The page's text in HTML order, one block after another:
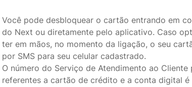
Você pode desbloquear o cartão entrando em
do Next ou diretamente pelo aplicativo. Caso
ter em mãos, no momento da ligação, o seu
por SMS para seu celular cadastrado.
O número do Serviço de Atendimento ao
referentes a cartão de crédito e a conta digital